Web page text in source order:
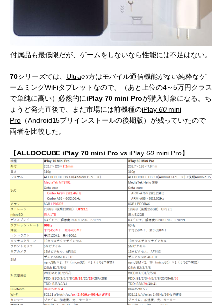
付属品も最低限だが、ゲームをしないなら性能には不足はない。
70シリーズでは、 Ultraの方はモバイル通信機能がない純粋なゲ
ームミングWiFiタブレットなので、（あと上位の4～5万円クラス
で単純に高い）必然的にiPlay 70 mini Proが購入対象になる。ち
ょうど発売直後で、まだ市場には前機種のiPlay 60 mini
Pro （Android15プリインストールの後期版）が残っていたので
両者を比較した。
【ALLDOCUBE iPlay 70 mini Pro vs iPlay 60 mini Pro】